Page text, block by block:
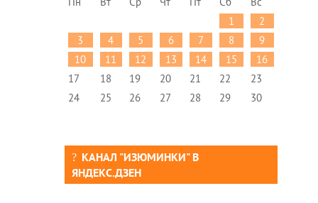
1
2
3
4 5 6 7 8
9
10
11 12 13 14 15
16
17
18 19 20 21 22
23
24
25 26 27 28 29 30
КАНАЛ "ИЗЮМИНКИ" В
ЯНДЕКС.ДЗЕН